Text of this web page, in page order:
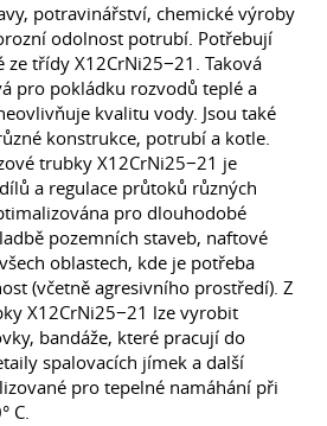
potravinářství, chemické výroby
odolnost potrubí. Potřebují
třídy X12CrNi25−21. Taková
pro pokládku rozvodů teplé a
kvalitu vody. Jsou také
konstrukce, potrubí a kotle.
trubky X12CrNi25−21 je
a regulace průtoků různých
pro dlouhodobé
pozemních staveb, naftové
oblastech, kde je potřeba
(včetně agresivního prostředí). Z
X12CrNi25−21 lze vyrobit
bandáže, které pracují do
spalovacích jímek a další
pro tepelné namáhání při
C.